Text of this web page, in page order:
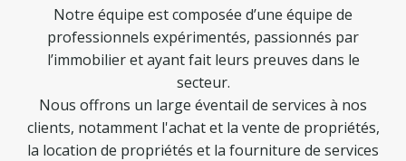
Notre équipe est composée d’une équipe de
professionnels expérimentés, passionnés par
l’immobilier et ayant fait leurs preuves dans le
secteur.
Nous offrons un large éventail de services à nos
clients, notamment l'achat et la vente de propriétés,
la location de propriétés et la fourniture de services